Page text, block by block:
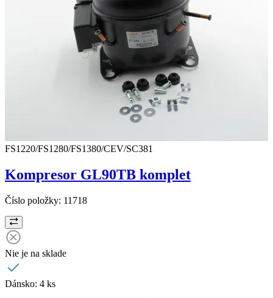
FS1220/FS1280/FS1380/CEV/SC381
Kompresor GL90TB komplet
Číslo položky: 11718
Nie je na sklade
Dánsko: 4 ks